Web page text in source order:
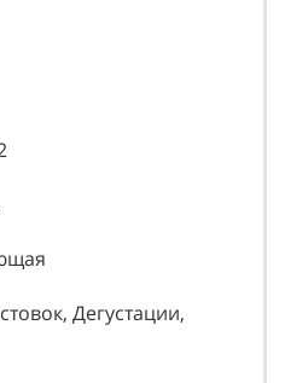
Дегустации,